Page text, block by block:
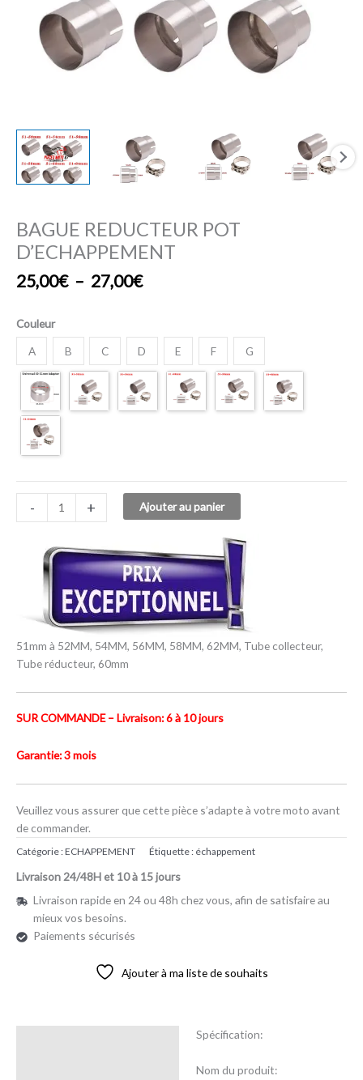
BAGUE REDUCTEUR POT
D’ECHAPPEMENT
25,00€ – 27,00€
Couleur
A
B C D E F G
- + Ajouter au panier
51mm à 52MM, 54MM, 56MM, 58MM, 62MM, Tube collecteur,
Tube réducteur, 60mm
SUR COMMANDE – Livraison: 6 à 10 jours
Garantie: 3 mois
Veuillez vous assurer que cette pièce s’adapte à votre moto avant
de commander.
Catégorie :ECHAPPEMENT Étiquette : échappement
Livraison 24/48H et 10 à 15 jours
Livraison rapide en 24 ou 48h chez vous, afin de satisfaire au
mieux vos besoins.
Paiements sécurisés
Ajouter à ma liste de souhaits
Spécification:
Nom du produit: